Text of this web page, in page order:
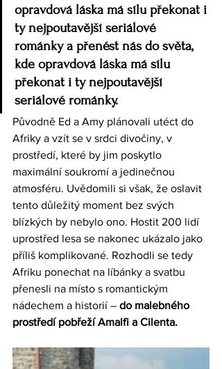
opravdová láska má sílu překonat i
ty nejpoutavější seriálové
románky a přenést nás do světa,
kde opravdová láska má sílu
překonat i ty nejpoutavější
seriálové románky.
Původně Ed a Amy plánovali utéct do
Afriky a vzít se v srdci divočiny, v
prostředí, které by jim poskytlo
maximální soukromí a jedinečnou
atmosféru. Uvědomili si však, že oslavit
tento důležitý moment bez svých
blízkých by nebylo ono. Hostit 200 lidí
uprostřed lesa se nakonec ukázalo jako
příliš komplikované. Rozhodli se tedy
Afriku ponechat na líbánky a svatbu
přenesli na místo s romantickým
nádechem a historií – do malebného
prostředí pobřeží Amalfi a Cilenta.